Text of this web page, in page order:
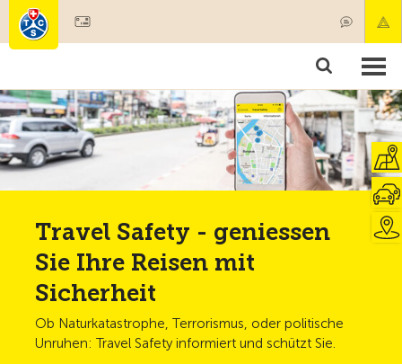
Mitgliedschaft & Leistungen
Test, Sicherheit & Gesundheit
Travel Safety - geniessen
Sie Ihre Reisen mit
Sicherheit
Ob Naturkatastrophe, Terrorismus, oder politische
Unruhen: Travel Safety informiert und schützt Sie.